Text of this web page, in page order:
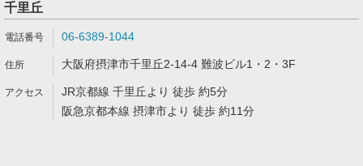
千里丘
06-6389-1044
大阪府摂津市千里丘2-14-4 難波ビル1・2・3F
JR京都線 千里丘より 徒歩 約5分
阪急京都本線 摂津市より 徒歩 約11分